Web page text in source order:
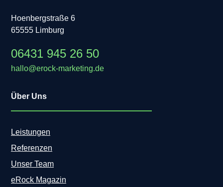
Hoenbergstraße 6
65555 Limburg
06431 945 26 50
hallo@erock-marketing.de
Über Uns
Leistungen
Referenzen
Unser Team
eRock Magazin